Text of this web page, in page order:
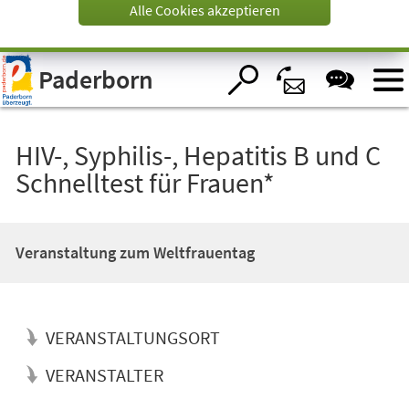
Visuelle
Assistenzsoftware
öffnen.
Alle Cookies akzeptieren
Paderborn
HIV-, Syphilis-, Hepatitis B und C
Schnelltest für Frauen*
Veranstaltung zum Weltfrauentag
VERANSTALTUNGSORT
VERANSTALTER